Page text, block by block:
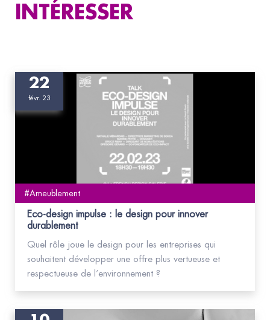
INTÉRESSER
22
févr. 23
#Ameublement
Eco-design impulse : le design pour innover
durablement
Quel rôle joue le design pour les entreprises qui
souhaitent développer une offre plus vertueuse et
respectueuse de l’environnement ?